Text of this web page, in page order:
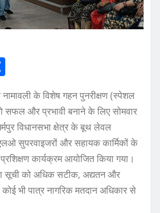
a
re
नामावली के विशेष गहन पुनरीक्षण (स्पेशल
सफल और प्रभावी बनाने के लिए सोमवार
विधानसभा क्षेत्र के बूथ लेवल
सुपरवाइजरों और सहायक कार्मिकों के
कार्यक्रम आयोजित किया गया।
सूची को अधिक सटीक, अद्यतन और
भी पात्र नागरिक मतदान अधिकार से